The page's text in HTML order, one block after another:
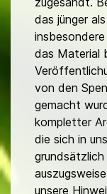
das jünger
das Material
von den
gemacht
kompletter
die sich in
unsere